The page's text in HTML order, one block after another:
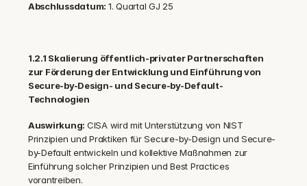
Abschlussdatum: 1. Quartal GJ 25
1.2.1 Skalierung öffentlich-privater Partnerschaften
zur Förderung der Entwicklung und Einführung von
Secure-by-Design- und Secure-by-Default-
Technologien
Auswirkung: CISA wird mit Unterstützung von NIST
Prinzipien und Praktiken für Secure-by-Design und Secure-
by-Default entwickeln und kollektive Maßnahmen zur
Einführung solcher Prinzipien und Best Practices
vorantreiben.